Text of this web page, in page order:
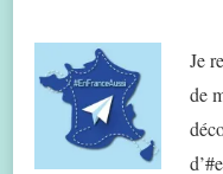
Je
de